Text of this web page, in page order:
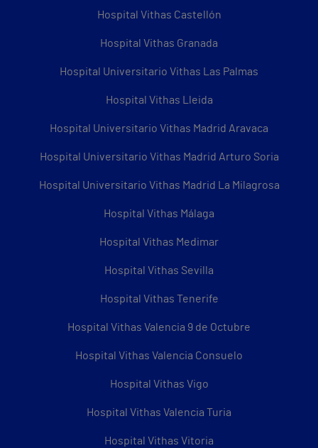
Hospital Vithas Castellón
Hospital Vithas Granada
Hospital Universitario Vithas Las Palmas
Hospital Vithas Lleida
Hospital Universitario Vithas Madrid Aravaca
Hospital Universitario Vithas Madrid Arturo Soria
Hospital Universitario Vithas Madrid La Milagrosa
Hospital Vithas Málaga
Hospital Vithas Medimar
Hospital Vithas Sevilla
Hospital Vithas Tenerife
Hospital Vithas Valencia 9 de Octubre
Hospital Vithas Valencia Consuelo
Hospital Vithas Vigo
Hospital Vithas Valencia Turia
Hospital Vithas Vitoria